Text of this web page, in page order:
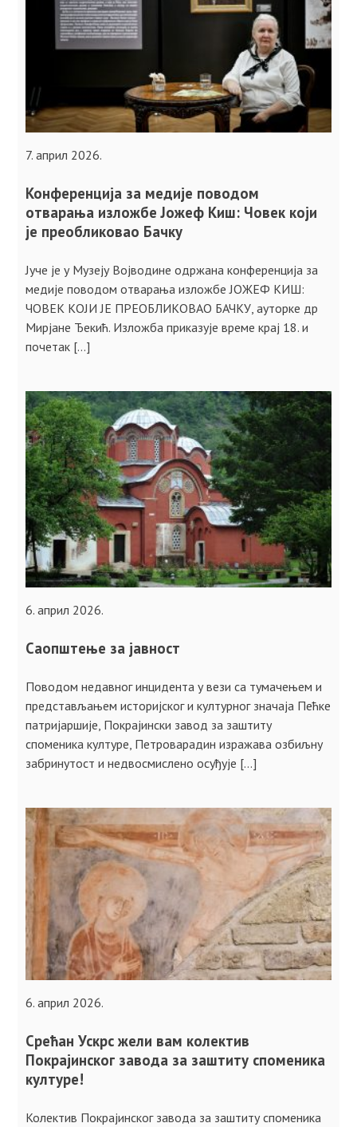
7. април 2026.
Конференција за медије поводом
отварања изложбе Јожеф Киш: Човек који
је преобликовао Бачку
Јуче је у Музеју Војводине одржана конференција за
медије поводом отварања изложбе ЈОЖЕФ КИШ:
ЧОВЕК КОЈИ ЈЕ ПРЕОБЛИКОВАО БАЧКУ, ауторке др
Мирјане Ђекић. Изложба приказује време крај 18. и
почетак […]
6. април 2026.
Саопштење за јавност
Поводом недавног инцидента у вези са тумачењем и
представљањем историјског и културног значаја Пећкe
патријаршије, Покрајински завод за заштиту
споменика културе, Петроварадин изражава озбиљну
забринутост и недвосмислено осуђује […]
6. април 2026.
Срећан Ускрс жели вам колектив
Покрајинског завода за заштиту споменика
културе!
Колектив Покрајинског завода за заштиту споменика